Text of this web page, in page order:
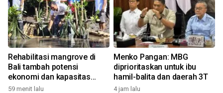
Rehabilitasi mangrove di
Bali tambah potensi
ekonomi dan kapasitas
nelayan kelola ekowisata
59 menit lalu
Menko Pangan: MBG
diprioritaskan untuk ibu
hamil-balita dan daerah 3T
4 jam lalu